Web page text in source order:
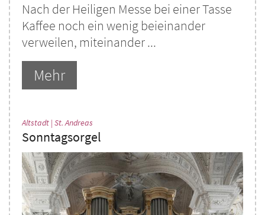
Nach der Heiligen Messe bei einer Tasse
Kaffee noch ein wenig beieinander
verweilen, miteinander ...
Mehr
Altstadt | St. Andreas
Sonntagsorgel